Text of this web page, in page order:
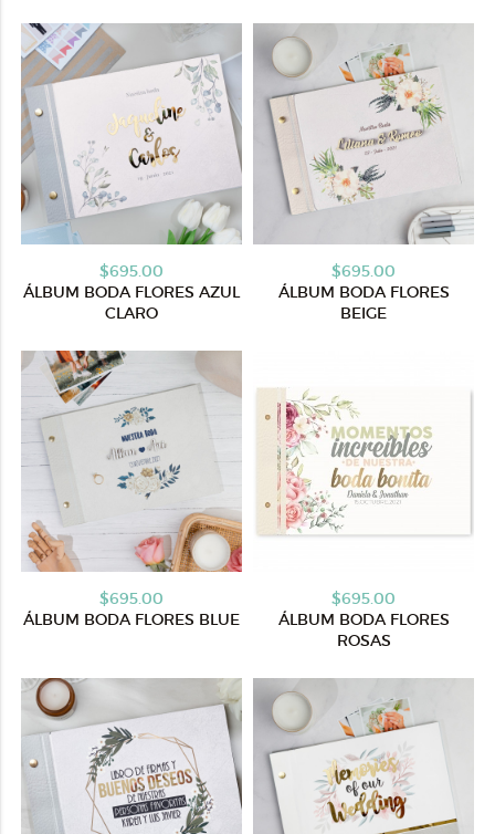
$695.00
ÁLBUM BODA FLORES AZUL
CLARO
$695.00
ÁLBUM BODA FLORES
BEIGE
$695.00
ÁLBUM BODA FLORES BLUE
$695.00
ÁLBUM BODA FLORES
ROSAS